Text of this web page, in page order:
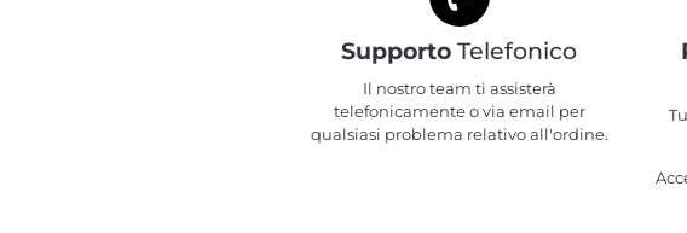
Supporto Telefonico
Il nostro team ti assisterà
telefonicamente o via email per
qualsiasi problema relativo all'ordine.